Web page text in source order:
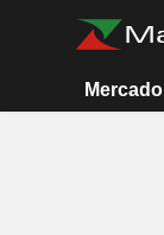
Mercado